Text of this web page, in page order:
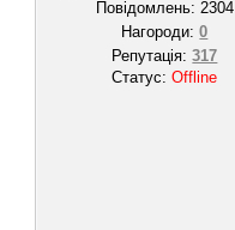
Повідомлень: 2304
Нагороди:0
Репутація:317
Статус:Offline